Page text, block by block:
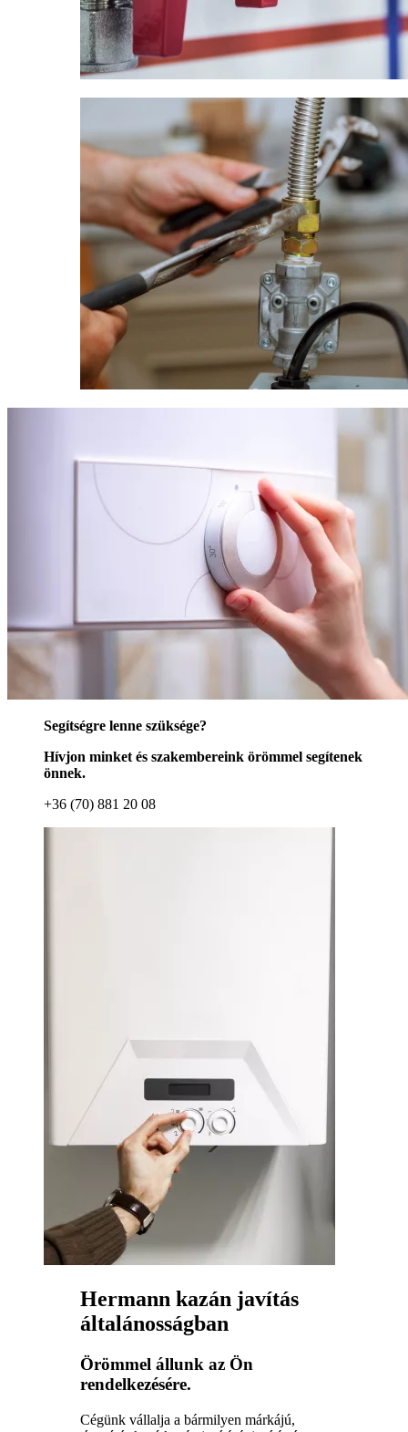
Segítségre lenne szüksége?
Hívjon minket és szakembereink örömmel segítenek
önnek.
+36 (70) 881 20 08
Hermann kazán javítás
általánosságban
Örömmel állunk az Ön
rendelkezésére.
Cégünk vállalja a bármilyen márkájú,